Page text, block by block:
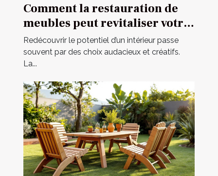
Comment la restauration de
meubles peut revitaliser votre
intérieur ?
Redécouvrir le potentiel d’un intérieur passe
souvent par des choix audacieux et créatifs.
La...